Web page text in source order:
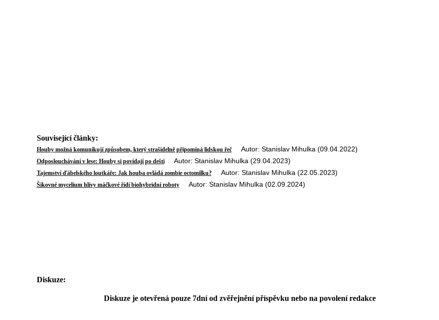
Související články:
Houby možná komunikují způsobem, který strašidelně připomíná lidskou řečAutor: Stanislav Mihulka (09.04.2022)
Odposlouchávání v lese: Houby si povídají po deštiAutor: Stanislav Mihulka (29.04.2023)
Tajemství ďábelského loutkáře: Jak houba ovládá zombie octomilku?Autor: Stanislav Mihulka (22.05.2023)
Šikovné mycelium hlívy máčkové řídí biohybridní robotyAutor: Stanislav Mihulka (02.09.2024)
Diskuze:
Diskuze je otevřená pouze 7dní od zvěřejnění příspěvku nebo na povolení redakce